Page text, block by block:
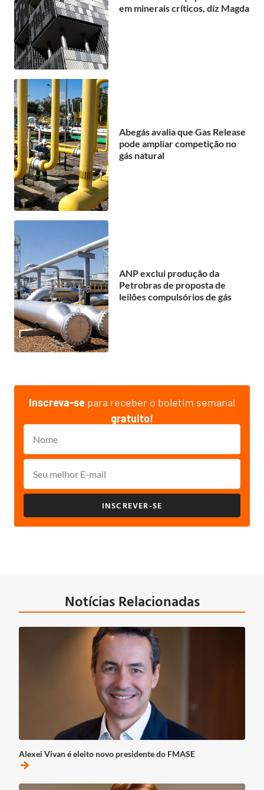
em minerais críticos, diz Magda
Abegás avalia que Gas Release
pode ampliar competição no
gás natural
ANP exclui produção da
Petrobras de proposta de
leilões compulsórios de gás
Inscreva-se para receber o boletim semanal
gratuito!
INSCREVER-SE
Notícias Relacionadas
Alexei Vivan é eleito novo presidente do FMASE
arrow_forward